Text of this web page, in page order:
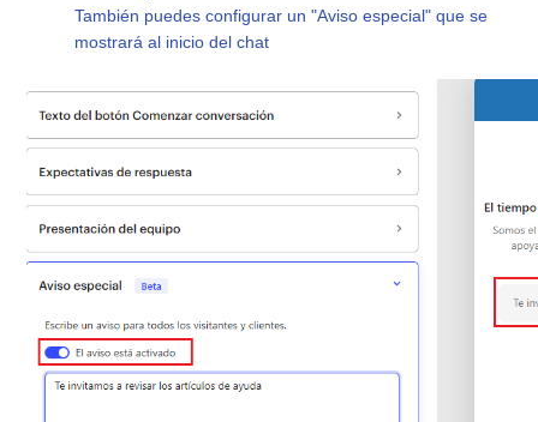
También puedes configurar un "Aviso especial" que se
mostrará al inicio del chat